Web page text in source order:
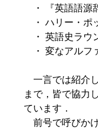
・ 『英語語源
・ ハリー・ポ
・ 英語史ラウ
・ 変なアルフ
一言では紹介
まで，皆で協力
ています．
前号で呼びか